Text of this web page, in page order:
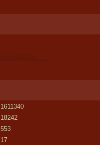
17
1611340
18242
553